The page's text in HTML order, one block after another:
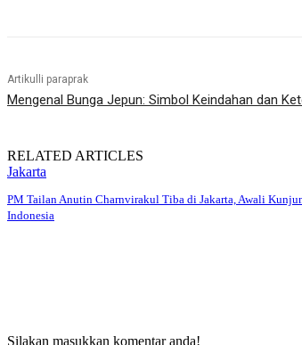
Artikulli paraprak
Mengenal Bunga Jepun: Simbol Keindahan dan
RELATED ARTICLES
Jakarta
PM Tailan Anutin Charnvirakul Tiba di Jakarta, Awali
Indonesia
Silakan masukkan komentar anda!